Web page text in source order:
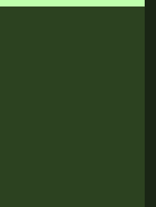
para